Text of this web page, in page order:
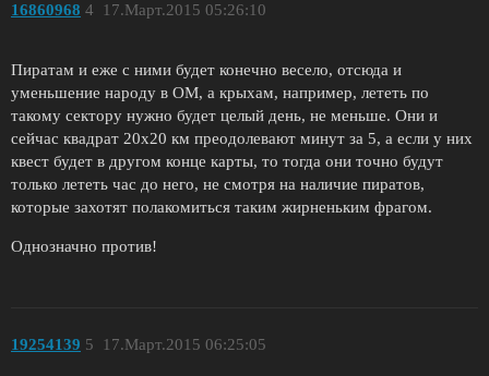
16860968 17.Март.2015 05:26:10
4
Пиратам и еже с ними будет конечно весело, отсюда и
уменьшение народу в ОМ, а крыхам, например, лететь по
такому сектору нужно будет целый день, не меньше. Они и
сейчас квадрат 20х20 км преодолевают минут за 5, а если у них
квест будет в другом конце карты, то тогда они точно будут
только лететь час до него, не смотря на наличие пиратов,
которые захотят полакомиться таким жирненьким фрагом.
Однозначно против!
19254139 17.Март.2015 06:25:05
5